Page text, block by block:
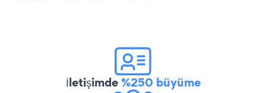
İletişimde%250 büyüme